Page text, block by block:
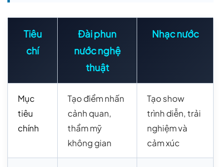
Tiêu
chí
Đài phun
nước nghệ
thuật
Nhạc nước
Mục
tiêu
chính
Tạo điểm nhấn
cảnh quan,
thẩm mỹ
không gian
Tạo show
trình diễn, trải
nghiệm và
cảm xúc